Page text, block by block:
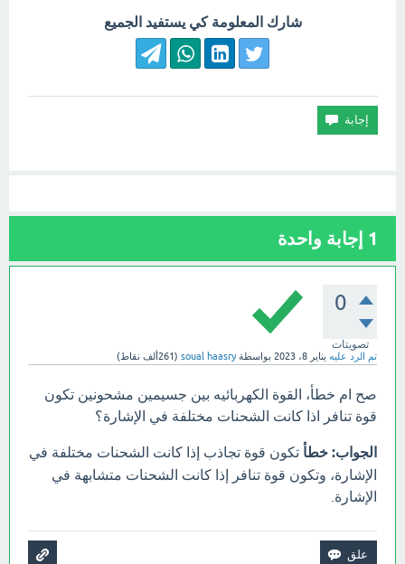
شارك المعلومة كي يستفيد الجميع
1 إجابة واحدة
0
تصويتات
تم الرد عليه يناير 8، 2023 بواسطةsoual haasry
(261ألف نقاط)
صح ام خطأ، القوة الكهربائيه بين جسيمين مشحونين تكون
قوة تنافر اذا كانت الشحنات مختلفة في الإشارة؟
الجواب: خطأ تكون قوة تجاذب إذا كانت الشحنات مختلفة في
الإشارة، وتكون قوة تنافر إذا كانت الشحنات متشابهة في
الإشارة.